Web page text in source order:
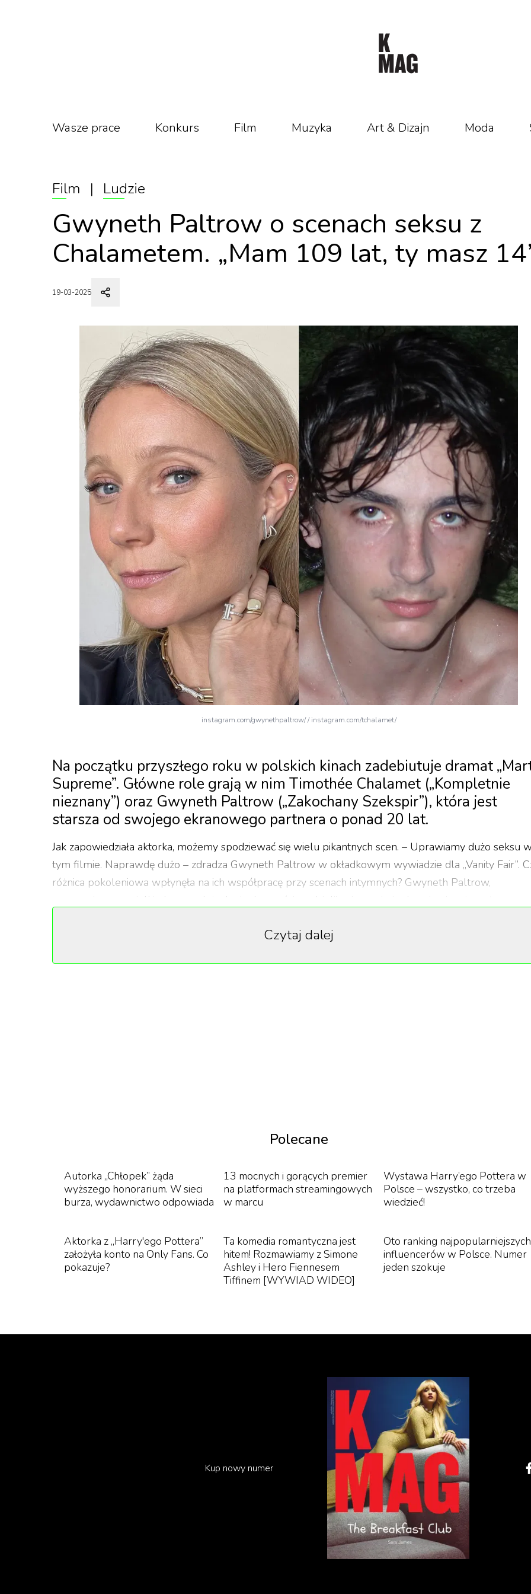
Wasze prace Konkurs Film Muzyka Art & Dizajn Moda
Film | Ludzie
Gwyneth Paltrow o scenach seksu z
Chalametem. „Mam 109 lat, ty masz
19-03-2025
instagram.com/gwynethpaltrow/ / instagram.com/tchalamet/
Na początku przyszłego roku w polskich kinach zadebiutuje dramat
Supreme”. Główne role grają w nim Timothée Chalamet („Kompletnie
nieznany”) oraz Gwyneth Paltrow („Zakochany Szekspir”), która jest
starsza od swojego ekranowego partnera o ponad 20 lat.
Jak zapowiedziała aktorka, możemy spodziewać się wielu pikantnych scen. – Uprawiamy dużo seksu
tym filmie. Naprawdę dużo – zdradza Gwyneth Paltrow w okładkowym wywiadzie dla „Vanity Fair”.
różnica pokoleniowa wpłynęła na ich współpracę przy scenach intymnych? Gwyneth Paltrow,
powracająca na wielki ekran po latach nieobecności, podzieliła się swoimi odczuciami na temat pracy z
Hover to play
Czytaj dalej
Polecane
Autorka „Chłopek” żąda
wyższego honorarium. W sieci
burza, wydawnictwo odpowiada
13 mocnych i gorących premier
na platformach streamingowych
w marcu
Wystawa Harry’ego Pottera w
Polsce – wszystko, co trzeba
wiedzieć!
Aktorka z „Harry'ego Pottera”
założyła konto na Only Fans. Co
pokazuje?
Ta komedia romantyczna jest
hitem! Rozmawiamy z Simone
Ashley i Hero Fiennesem
Tiffinem [WYWIAD WIDEO]
Oto ranking najpopularniejszych
influencerów w Polsce. Numer
jeden szokuje
Kup nowy numer